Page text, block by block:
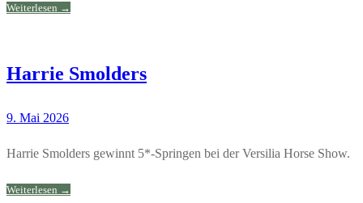
Weiterlesen →
Harrie Smolders
9. Mai 2026
Harrie Smolders gewinnt 5*-Springen bei der Versilia Horse Show.
Weiterlesen →